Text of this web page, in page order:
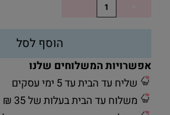
הוסף לסל
אפשרויות המשלוחים שלנו
שליח עד הבית עד 5 ימי עסקים
משלוח עד הבית בעלות של 35 ₪